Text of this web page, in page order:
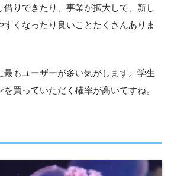
借りできたり、事業が拡大して、新し
すくなったり良いことたくさんありま
最もユーザーが多い気がします。学生
買っていただく確率が高いですね。